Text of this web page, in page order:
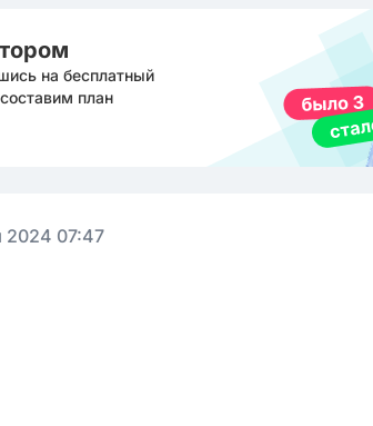
на бесплатный
план
2024 07:47